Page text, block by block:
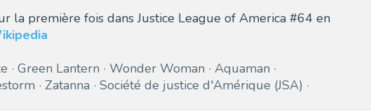
la première fois dans Justice League of America #64 en
Green Lantern Wonder Woman
Aquaman
Zatanna
Société de justice d'Amérique (JSA)